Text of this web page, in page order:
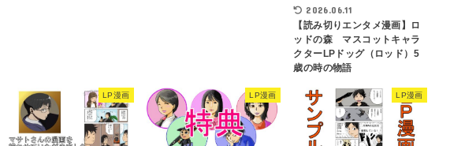
2026.06.11
【読み切りエンタメ漫画】ロ
ッドの森 マスコットキャラ
クターLPドッグ（ロッド）5
歳の時の物語
LP漫画 LP漫画 LP漫画